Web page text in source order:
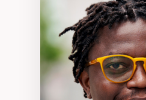
Trajectoires
Migrations forcées
Études des frontières;
des migrations
Politiques migratoires
Réfugiés
Demandeurs d’asile
Migrations irrégulières
Migrations
Migration et